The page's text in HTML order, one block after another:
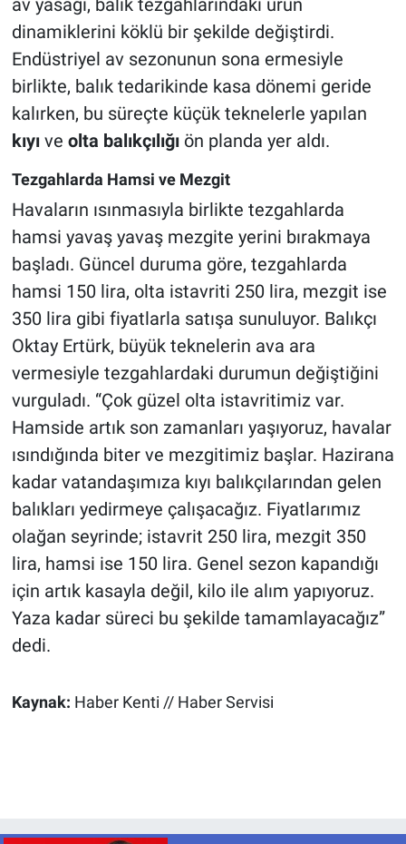
dinamiklerini köklü bir şekilde değiştirdi.
Endüstriyel av sezonunun sona ermesiyle
birlikte, balık tedarikinde kasa dönemi geride
kalırken, bu süreçte küçük teknelerle yapılan
kıyıve olta balıkçılığıön planda yer aldı.
Tezgahlarda Hamsi ve Mezgit
Havaların ısınmasıyla birlikte tezgahlarda
hamsi yavaş yavaş mezgite yerini bırakmaya
başladı. Güncel duruma göre, tezgahlarda
hamsi 150 lira, olta istavriti 250 lira, mezgit ise
350 lira gibi fiyatlarla satışa sunuluyor. Balıkçı
Oktay Ertürk, büyük teknelerin ava ara
vermesiyle tezgahlardaki durumun değiştiğini
vurguladı. “Çok güzel olta istavritimiz var.
Hamside artık son zamanları yaşıyoruz, havalar
ısındığında biter ve mezgitimiz başlar. Hazirana
kadar vatandaşımıza kıyı balıkçılarından gelen
balıkları yedirmeye çalışacağız. Fiyatlarımız
olağan seyrinde; istavrit 250 lira, mezgit 350
lira, hamsi ise 150 lira. Genel sezon kapandığı
için artık kasayla değil, kilo ile alım yapıyoruz.
Yaza kadar süreci bu şekilde tamamlayacağız”
dedi.
Kaynak: Haber Kenti // Haber Servisi